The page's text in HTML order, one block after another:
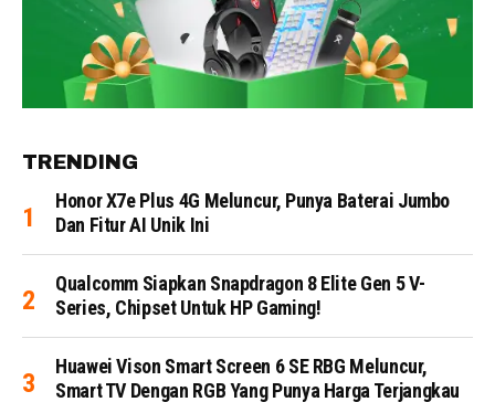
TRENDING
Honor X7e Plus 4G Meluncur, Punya Baterai Jumbo
Dan Fitur AI Unik Ini
Qualcomm Siapkan Snapdragon 8 Elite Gen 5 V-
Series, Chipset Untuk HP Gaming!
Huawei Vison Smart Screen 6 SE RBG Meluncur,
Smart TV Dengan RGB Yang Punya Harga Terjangkau